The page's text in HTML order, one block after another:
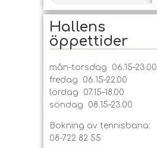
Hallens
öppet­tider
mån-torsdag 06.15–23.00
fredag 06.15–22.00
lördag 07.15–18.00
söndag 08.15–23.00
Bokning av tennisbana:
08-722 82 55